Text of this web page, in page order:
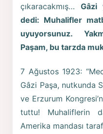
çıkaracakmış… Gâzi
dedi: Muhalifler
uyuyorsunuz.
Paşam, bu tarzda
7 Ağustos 1923:
Gâzi Paşa, nutkunda
ve Erzurum
tuttu! Muhaliflerin
Amerika mandası